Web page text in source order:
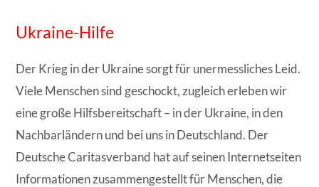
Ukraine-Hilfe
Der Krieg in der Ukraine sorgt für unermessliches Leid.
Viele Menschen sind geschockt, zugleich erleben wir
eine große Hilfsbereitschaft – in der Ukraine, in den
Nachbarländern und bei uns in Deutschland. Der
Deutsche Caritasverband hat auf seinen Internetseiten
Informationen zusammengestellt für Menschen, die